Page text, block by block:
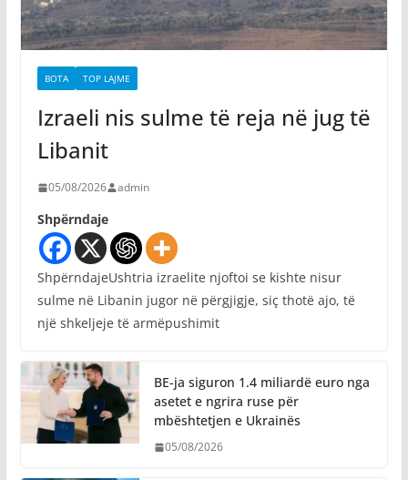
BOTA TOP LAJME
Izraeli nis sulme të reja në jug të
Libanit
05/08/2026 admin
Shpërndaje
ShpërndajeUshtria izraelite njoftoi se kishte nisur
sulme në Libanin jugor në përgjigje, siç thotë ajo, të
një shkeljeje të armëpushimit
BE-ja siguron 1.4 miliardë euro nga
asetet e ngrira ruse për
mbështetjen e Ukrainës
05/08/2026